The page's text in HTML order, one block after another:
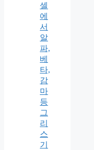
셀
에
서
알
파,
베
타,
감
마
등
그
리
스
기